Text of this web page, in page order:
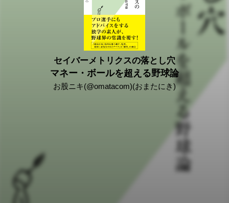
セイバーメトリクスの落とし穴
マネー・ボールを超える野球論
お股ニキ(@omatacom)(おまたにき)
統計データを基に選手やチームを評価するセイバーメトリク
スは、もはや野球界の常識となった。